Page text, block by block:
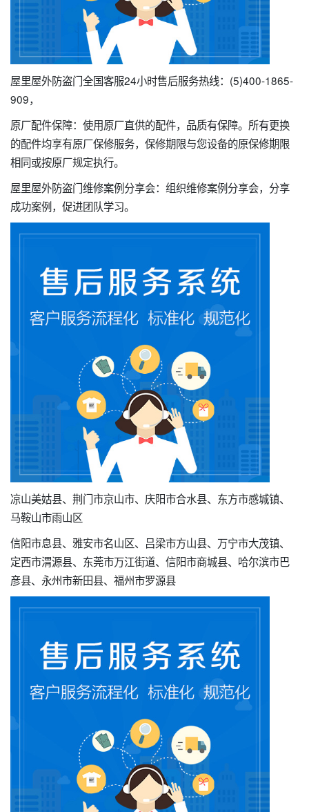
屋里屋外防盗门全国客服24小时售后服务热线：(5)400-1865-
909，
原厂配件保障：使用原厂直供的配件，品质有保障。所有更换
的配件均享有原厂保修服务，保修期限与您设备的原保修期限
相同或按原厂规定执行。
屋里屋外防盗门维修案例分享会：组织维修案例分享会，分享
成功案例，促进团队学习。
凉山美姑县、荆门市京山市、庆阳市合水县、东方市感城镇、
马鞍山市雨山区
信阳市息县、雅安市名山区、吕梁市方山县、万宁市大茂镇、
定西市渭源县、东莞市万江街道、信阳市商城县、哈尔滨市巴
彦县、永州市新田县、福州市罗源县